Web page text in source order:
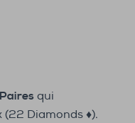
qui
Diamonds ♦️).